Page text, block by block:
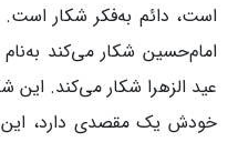
است، دائم به‌فکر شکار
امام‌حسین شکار می‌کند
عید الزهرا شکار می‌کند. این
خودش یک مقصدی دارد،